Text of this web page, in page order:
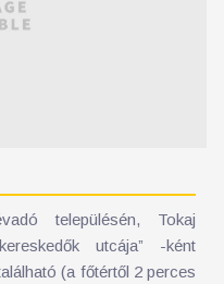
településén, Tokaj
utcája” -ként
(a főtértől 2 perces